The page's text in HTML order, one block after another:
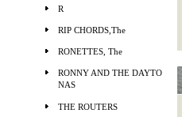
R
RIP CHORDS,The
RONETTES, The
RONNY AND THE DAYTO
NAS
THE ROUTERS